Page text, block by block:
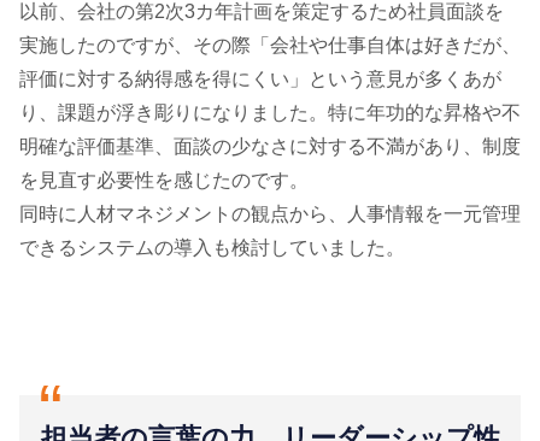
以前、会社の第2次3カ年計画を策定するため社員面談を
実施したのですが、その際「会社や仕事自体は好きだが、
評価に対する納得感を得にくい」という意見が多くあが
り、課題が浮き彫りになりました。特に年功的な昇格や不
明確な評価基準、面談の少なさに対する不満があり、制度
を見直す必要性を感じたのです。
同時に人材マネジメントの観点から、人事情報を一元管理
できるシステムの導入も検討していました。
“